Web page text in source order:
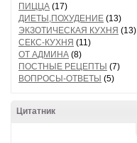
ПИЦЦА (17)
ДИЕТЫ,ПОХУДЕНИЕ (13)
ЭКЗОТИЧЕСКАЯ КУХНЯ (13)
СЕКС-КУХНЯ (11)
ОТ АДМИНА (8)
ПОСТНЫЕ РЕЦЕПТЫ (7)
ВОПРОСЫ-ОТВЕТЫ (5)
Цитатник